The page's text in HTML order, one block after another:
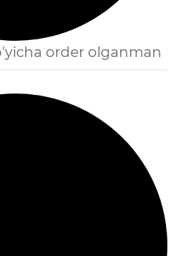
order olganman